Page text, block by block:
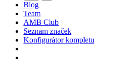
Blog
Team
AMB Club
Seznam značek
Konfigurátor kompletu